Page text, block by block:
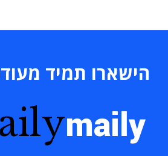
הישארו תמיד
maily